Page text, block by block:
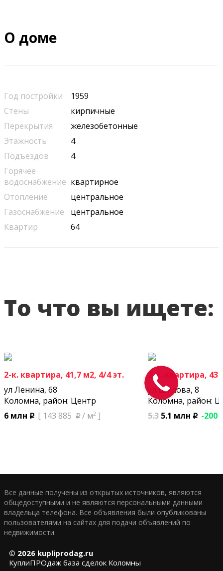
О доме
Год постройки
1959
Стены
кирпичные
Перекрытия
железобетонные
Этажность
4
Подъездов
4
Горячее
водоснабжение квартирное
Отопление
центральное
Газоснабжение
центральное
Квартир
64
То что вы ищете:
2-к. квартира, 41,7 м2, 4/4 эт.
ул Ленина, 68
Коломна, район: Центр
6 млн p [ 143 885 p / м2 ]
2-к. квартира, 43
ул Шилова, 8
Коломна, район:
5.3 5.1 млн p -200
Все данные получены из открытых источников, являются
общедоступными и не являются персональными данными
владельца телефона. Все объявления были опубликованы
пользователями на сайтах для подачи объявлений по
недвижимости.
© 2026 kupliprodag.ru
КуплиПРОдаж база сделок Коломны